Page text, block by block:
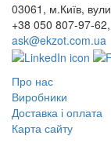
03061, м.Київ,
+38 050 807-97-
ask@ekzot.com.ua
Про нас
Виробники
Доставка і оплата
Карта сайту